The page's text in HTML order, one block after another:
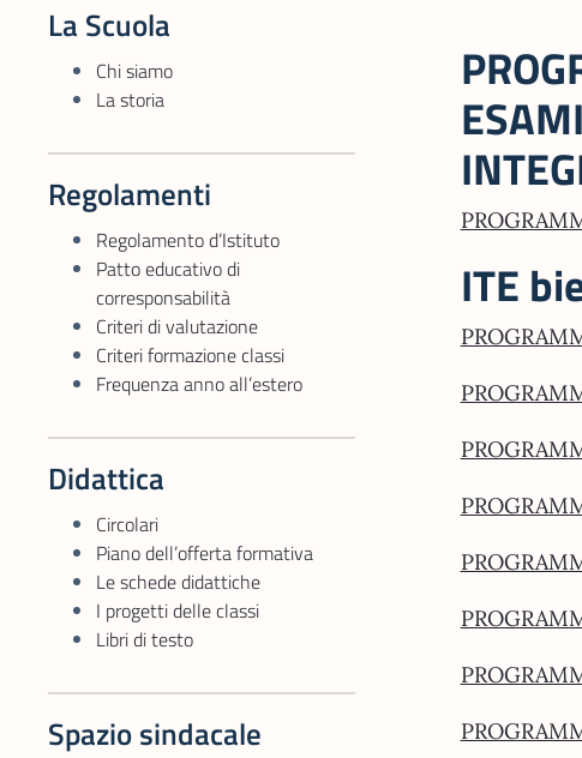
La Scuola
Chi siamo
La storia
Regolamenti
Regolamento d’Istituto
Patto educativo di
corresponsabilità
Criteri di valutazione
Criteri formazione classi
Frequenza anno all’estero
Didattica
Circolari
Piano dell’offerta formativa
Le schede didattiche
I progetti delle classi
Libri di testo
Spazio sindacale
ITE